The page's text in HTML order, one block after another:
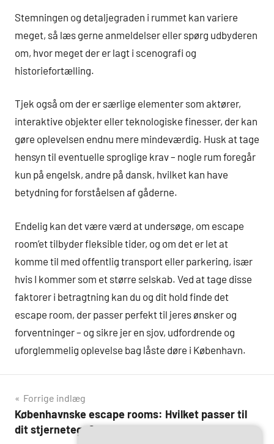
Stemningen og detaljegraden i rummet kan variere
meget, så læs gerne anmeldelser eller spørg udbyderen
om, hvor meget der er lagt i scenografi og
historiefortælling.
Tjek også om der er særlige elementer som aktører,
interaktive objekter eller teknologiske finesser, der kan
gøre oplevelsen endnu mere mindeværdig. Husk at tage
hensyn til eventuelle sproglige krav – nogle rum foregår
kun på engelsk, andre på dansk, hvilket kan have
betydning for forståelsen af gåderne.
Endelig kan det være værd at undersøge, om escape
room’et tilbyder fleksible tider, og om det er let at
komme til med offentlig transport eller parkering, især
hvis I kommer som et større selskab. Ved at tage disse
faktorer i betragtning kan du og dit hold finde det
escape room, der passer perfekt til jeres ønsker og
forventninger – og sikre jer en sjov, udfordrende og
uforglemmelig oplevelse bag låste døre i København.
Indlægsnavigation
Forrige indlæg
Københavnske escape rooms: Hvilket passer til
dit stjernetegn?